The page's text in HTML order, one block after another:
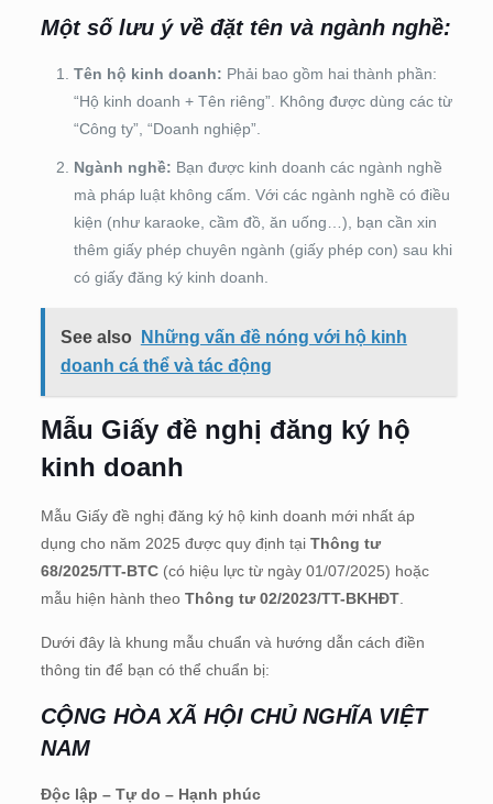
Một số lưu ý về đặt tên và ngành nghề:
Tên hộ kinh doanh: Phải bao gồm hai thành phần:
“Hộ kinh doanh + Tên riêng”. Không được dùng các từ
“Công ty”, “Doanh nghiệp”.
Ngành nghề: Bạn được kinh doanh các ngành nghề
mà pháp luật không cấm. Với các ngành nghề có điều
kiện (như karaoke, cầm đồ, ăn uống…), bạn cần xin
thêm giấy phép chuyên ngành (giấy phép con) sau khi
có giấy đăng ký kinh doanh.
See also
Những vấn đề nóng với hộ kinh
doanh cá thể và tác động
Mẫu Giấy đề nghị đăng ký hộ
kinh doanh
Mẫu Giấy đề nghị đăng ký hộ kinh doanh mới nhất áp
dụng cho năm 2025 được quy định tại Thông tư
68/2025/TT-BTC(có hiệu lực từ ngày 01/07/2025) hoặc
mẫu hiện hành theo Thông tư 02/2023/TT-BKHĐT.
Dưới đây là khung mẫu chuẩn và hướng dẫn cách điền
thông tin để bạn có thể chuẩn bị:
CỘNG HÒA XÃ HỘI CHỦ NGHĨA VIỆT
NAM
Độc lập – Tự do – Hạnh phúc